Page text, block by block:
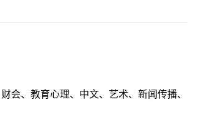
会、教育心理、中文、艺术、新闻传播、